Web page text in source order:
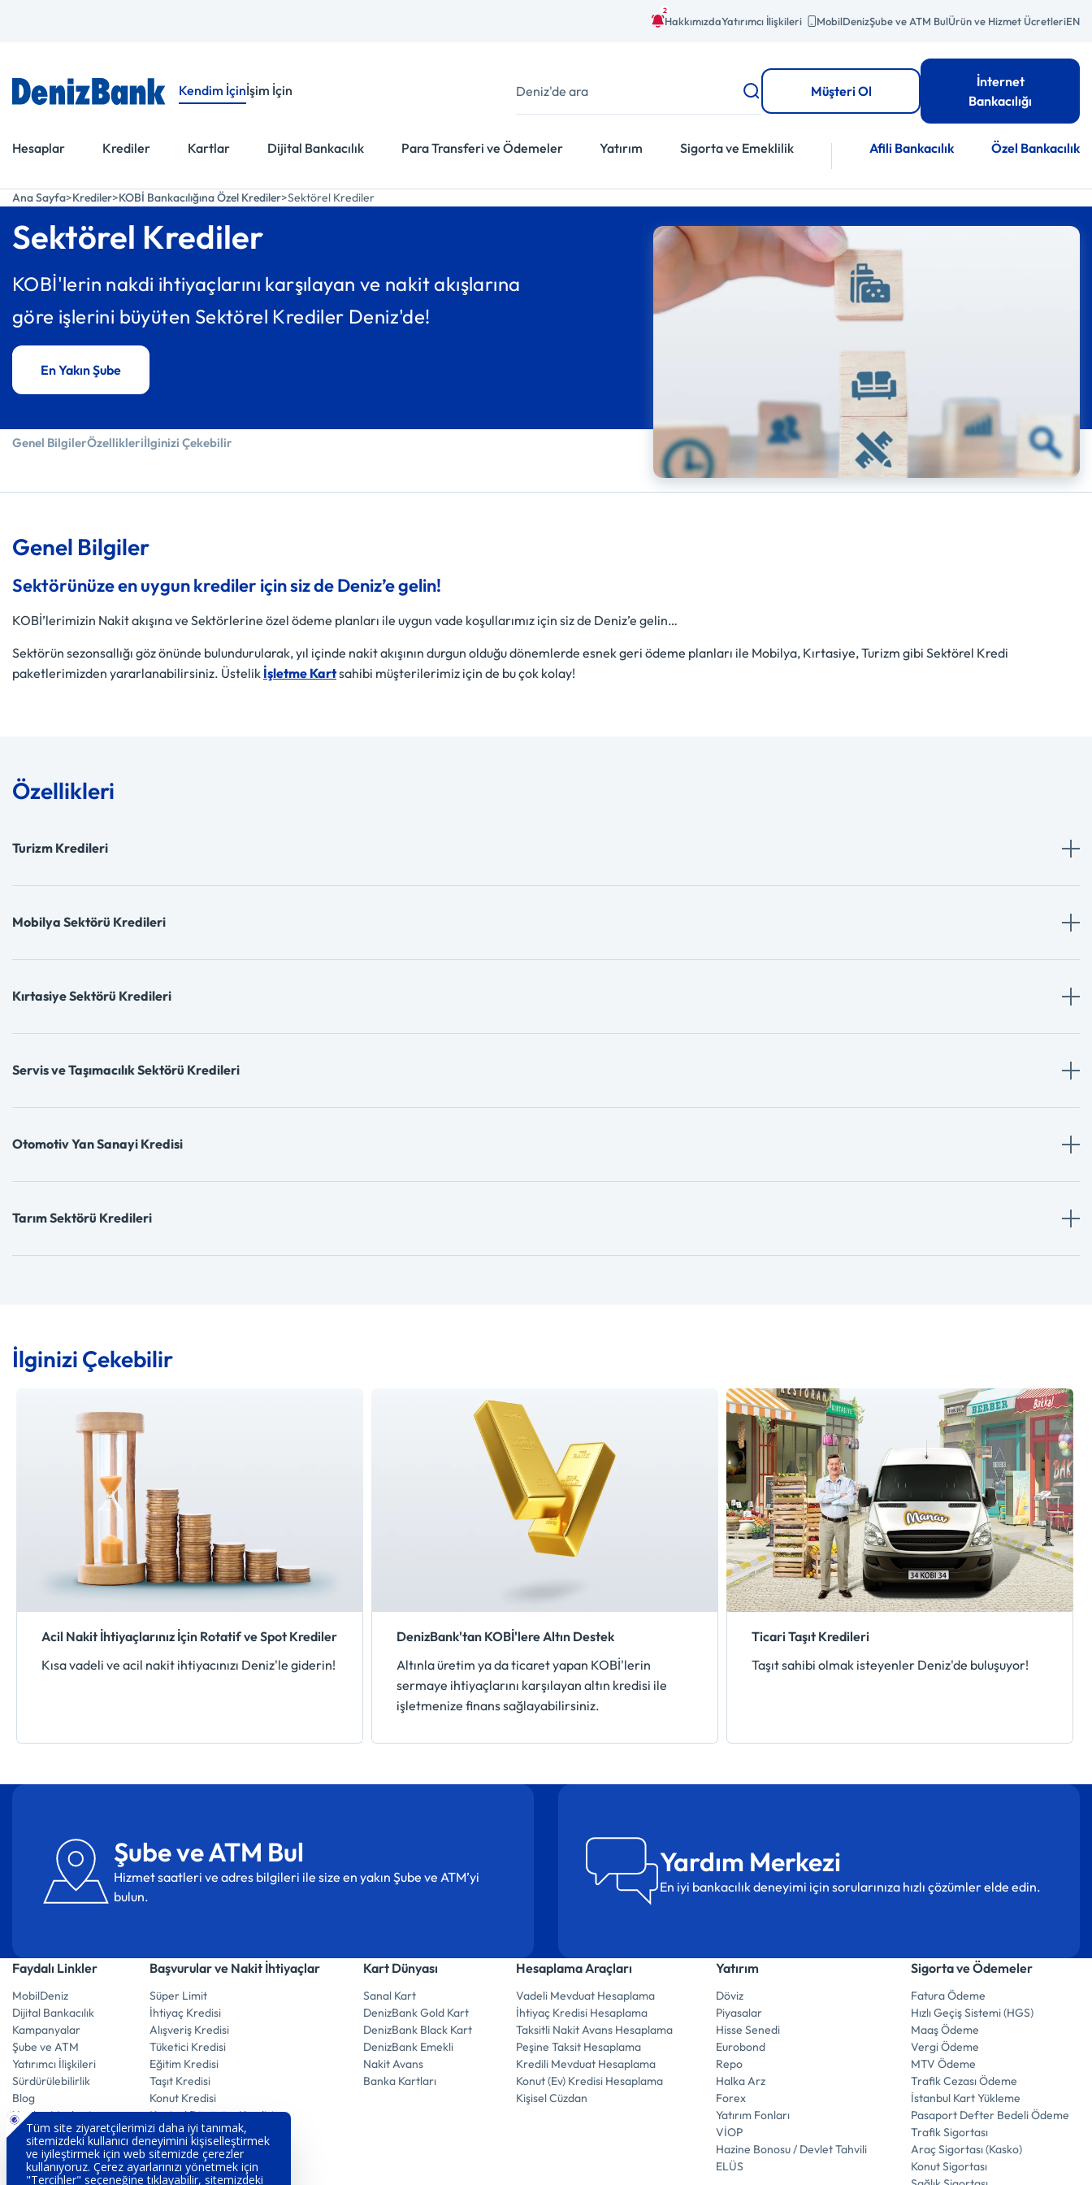
2
HakkımızdaYatırımcı İlişkileri MobilDenizŞube ve ATM BulÜrün ve Hizmet ÜcretleriEN
Kendim İçinİşim İçin
Hesaplar Krediler Kartlar Dijital Bankacılık Para Transferi ve Ödemeler Yatırım Sigorta ve Emeklilik Afili Bankacılık Özel Bankacılık
Müşteri Ol
İnternet
Bankacılığı
Ana Sayfa Krediler KOBİ Bankacılığına Özel Krediler Sektörel Krediler
Sektörel Krediler
KOBİ'lerin nakdi ihtiyaçlarını karşılayan ve nakit akışlarına
göre işlerini büyüten Sektörel Krediler Deniz'de!
En Yakın Şube
Genel BilgilerÖzellikleriİlginizi Çekebilir
Genel Bilgiler
Sektörünüze en uygun krediler için siz de Deniz’e gelin!
KOBİ’lerimizin Nakit akışına ve Sektörlerine özel ödeme planları ile uygun vade koşullarımız için siz de Deniz’e gelin…
Sektörün sezonsallığı göz önünde bulundurularak, yıl içinde nakit akışının durgun olduğu dönemlerde esnek geri ödeme planları ile Mobilya, Kırtasiye, Turizm gibi Sektörel Kredi
paketlerimizden yararlanabilirsiniz. Üstelik İşletme Kartsahibi müşterilerimiz için de bu çok kolay!
Özellikleri
Turizm Kredileri
Mobilya Sektörü Kredileri
Kırtasiye Sektörü Kredileri
Servis ve Taşımacılık Sektörü Kredileri
Otomotiv Yan Sanayi Kredisi
Tarım Sektörü Kredileri
İlginizi Çekebilir
Acil Nakit İhtiyaçlarınız İçin Rotatif ve Spot Krediler
Kısa vadeli ve acil nakit ihtiyacınızı Deniz'le giderin!
DenizBank'tan KOBİ'lere Altın Destek
Altınla üretim ya da ticaret yapan KOBİ'lerin
sermaye ihtiyaçlarını karşılayan altın kredisi ile
işletmenize finans sağlayabilirsiniz.
Ticari Taşıt Kredileri
Taşıt sahibi olmak isteyenler Deniz'de buluşuyor!
Şube ve ATM Bul
Hizmet saatleri ve adres bilgileri ile size en yakın Şube ve ATM’yi
bulun.
Yardım Merkezi
En iyi bankacılık deneyimi için sorularınıza hızlı çözümler elde edin.
Faydalı Linkler
MobilDeniz
Dijital Bankacılık
Kampanyalar
Şube ve ATM
Yatırımcı İlişkileri
Sürdürülebilirlik
Blog
Yardım Merkezi
Emekli Promosyon
Başvurular ve Nakit İhtiyaçlar
Süper Limit
İhtiyaç Kredisi
Alışveriş Kredisi
Tüketici Kredisi
Eğitim Kredisi
Taşıt Kredisi
Konut Kredisi
Kentsel Dönüşüm Kredisi
Kaptan Hesap
E-Mevduat Hesap
Vadeli Döviz Hesabı
Kart Dünyası
Sanal Kart
DenizBank Gold Kart
DenizBank Black Kart
DenizBank Emekli
Nakit Avans
Banka Kartları
Hesaplama Araçları
Vadeli Mevduat Hesaplama
İhtiyaç Kredisi Hesaplama
Taksitli Nakit Avans Hesaplama
Peşine Taksit Hesaplama
Kredili Mevduat Hesaplama
Konut (Ev) Kredisi Hesaplama
Kişisel Cüzdan
Yatırım
Döviz
Piyasalar
Hisse Senedi
Eurobond
Repo
Halka Arz
Forex
Yatırım Fonları
VİOP
Hazine Bonosu / Devlet Tahvili
ELÜS
Sigorta ve Ödemeler
Fatura Ödeme
Hızlı Geçiş Sistemi (HGS)
Maaş Ödeme
Vergi Ödeme
MTV Ödeme
Trafik Cezası Ödeme
İstanbul Kart Yükleme
Pasaport Defter Bedeli Ödeme
Trafik Sigortası
Araç Sigortası (Kasko)
Konut Sigortası